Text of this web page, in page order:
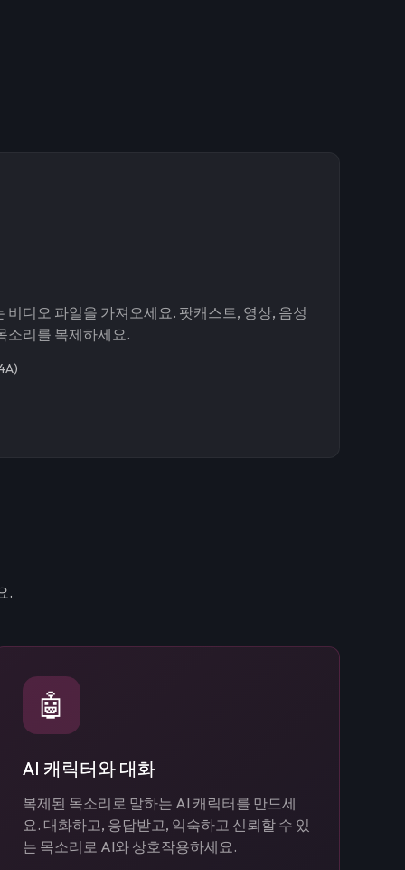
비디오 파일을 가져오세요. 팟캐스트, 영상, 음성
소리를 복제하세요.
.
🤖
AI 캐릭터와 대화
복제된 목소리로 말하는 AI 캐릭터를 만드세
요. 대화하고, 응답받고, 익숙하고 신뢰할 수 있
는 목소리로 AI와 상호작용하세요.